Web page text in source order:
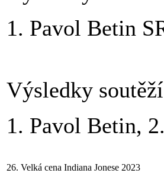
1. Pavol Betin
Výsledky
1. Pavol Betin,
26. Velká cena Indiana Jonese 2023